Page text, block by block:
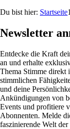
Du bist hier: Startseite1
Newsletter
Entdecke die Kraft
an und erhalte
Thema Stimme direkt
stimmlichen
und deine
Ankündigungen von
Events und profitiere
Abonnenten. Melde
faszinierende Welt